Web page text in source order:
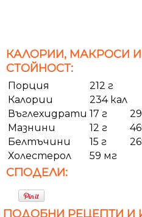
КАЛОРИИ, МАКРОСИ
СТОЙНОСТ:
Порция
212 г
Калории
234 кал
Въглехидрати 17 г
Мазнини
12 г
Белтъчини
15 г
Холестерол
59 мг
СПОДЕЛИ:
ПОДОБНИ РЕЦЕПТИ И